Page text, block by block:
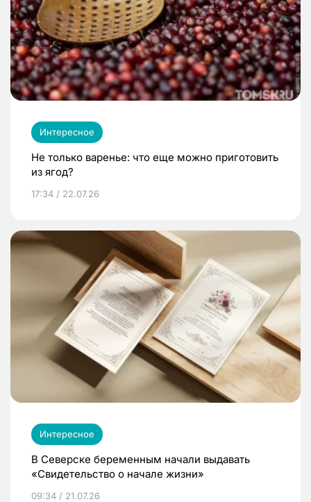
Интересное
Не только варенье: что еще можно приготовить
из ягод?
17:34 / 22.07.26
Интересное
В Северске беременным начали выдавать
«Свидетельство о начале жизни»
09:34 / 21.07.26